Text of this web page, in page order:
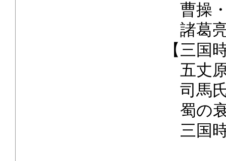
曹操
諸葛
【三国
五丈
司馬
蜀の
三国